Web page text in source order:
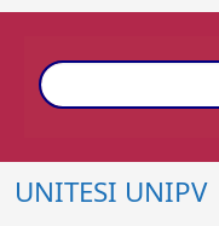
UNITESI UNIPV